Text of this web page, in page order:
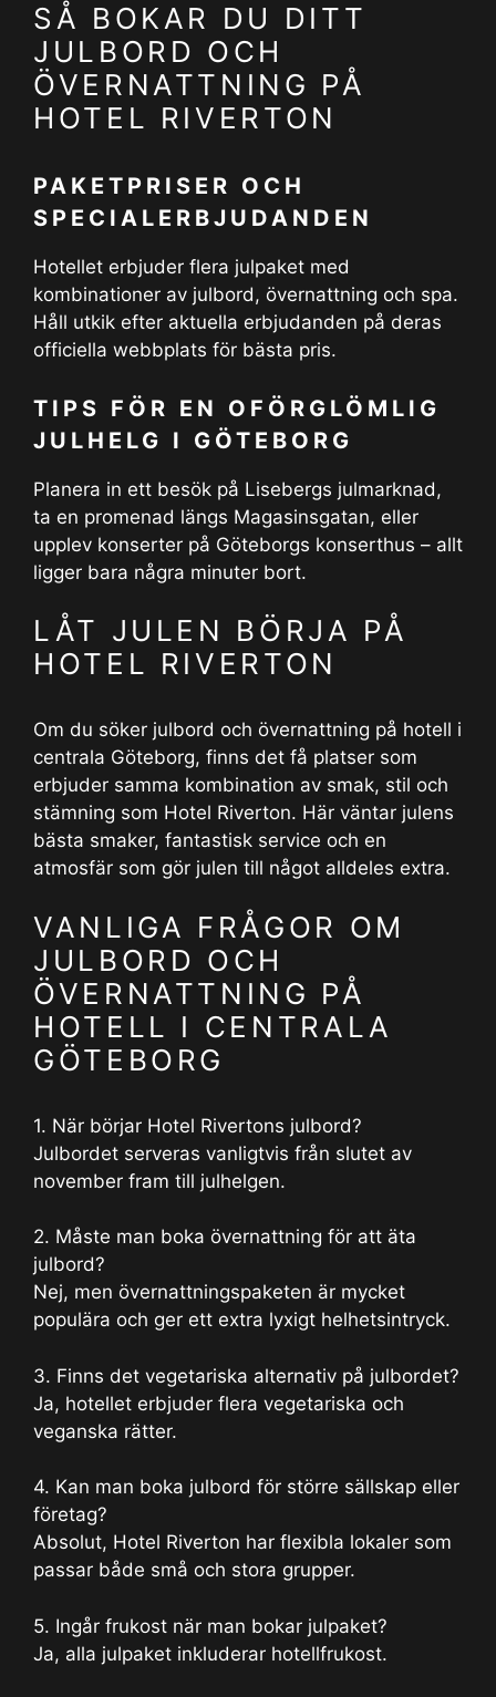
SÅ BOKAR DU DITT
JULBORD OCH
ÖVERNATTNING PÅ
HOTEL RIVERTON
PAKETPRISER OCH
SPECIALERBJUDANDEN
Hotellet erbjuder flera julpaket med
kombinationer av julbord, övernattning och spa.
Håll utkik efter aktuella erbjudanden på deras
officiella webbplats för bästa pris.
TIPS FÖR EN OFÖRGLÖMLIG
JULHELG I GÖTEBORG
Planera in ett besök på Lisebergs julmarknad,
ta en promenad längs Magasinsgatan, eller
upplev konserter på Göteborgs konserthus – allt
ligger bara några minuter bort.
LÅT JULEN BÖRJA PÅ
HOTEL RIVERTON
Om du söker julbord och övernattning på hotell i
centrala Göteborg, finns det få platser som
erbjuder samma kombination av smak, stil och
stämning som Hotel Riverton. Här väntar julens
bästa smaker, fantastisk service och en
atmosfär som gör julen till något alldeles extra.
VANLIGA FRÅGOR OM
JULBORD OCH
ÖVERNATTNING PÅ
HOTELL I CENTRALA
GÖTEBORG
1. När börjar Hotel Rivertons julbord?
Julbordet serveras vanligtvis från slutet av
november fram till julhelgen.
2. Måste man boka övernattning för att äta
julbord?
Nej, men övernattningspaketen är mycket
populära och ger ett extra lyxigt helhetsintryck.
3. Finns det vegetariska alternativ på julbordet?
Ja, hotellet erbjuder flera vegetariska och
veganska rätter.
4. Kan man boka julbord för större sällskap eller
företag?
Absolut, Hotel Riverton har flexibla lokaler som
passar både små och stora grupper.
5. Ingår frukost när man bokar julpaket?
Ja, alla julpaket inkluderar hotellfrukost.